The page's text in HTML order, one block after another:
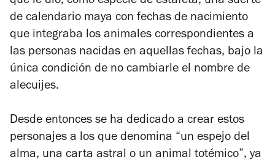
de calendario maya con fechas de nacimiento
que integraba los animales correspondientes a
las personas nacidas en aquellas fechas, bajo la
única condición de no cambiarle el nombre de
alecuijes.
Desde entonces se ha dedicado a crear estos
personajes a los que denomina “un espejo del
alma, una carta astral o un animal totémico”, ya